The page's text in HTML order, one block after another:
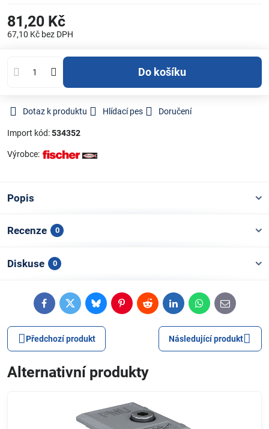
81,20 Kč
67,10 Kč bez DPH
Do košíku
Dotaz k produktu Hlídací pes Doručení
Import kód:534352
Výrobce:
Popis
Recenze 0
Diskuse 0
FacebookTwitterBlueskyPinterestRedditLinkedInWhatsApp
E-
mail
Předchozí produkt Následující produkt
Alternativní produkty